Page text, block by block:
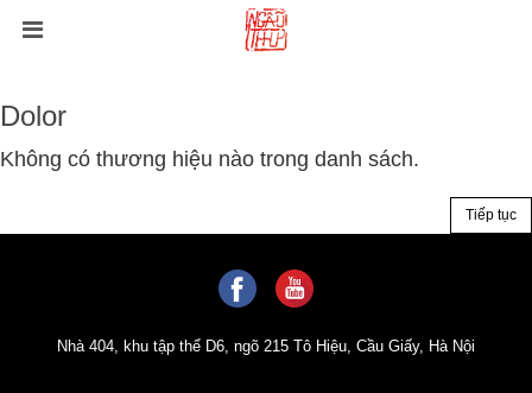
Dolor
Không có thương hiệu nào trong danh sách.
Tiếp tục
Nhà 404, khu tập thể D6, ngõ 215 Tô Hiệu, Cầu Giấy, Hà Nội